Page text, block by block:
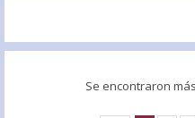
Se encontraron